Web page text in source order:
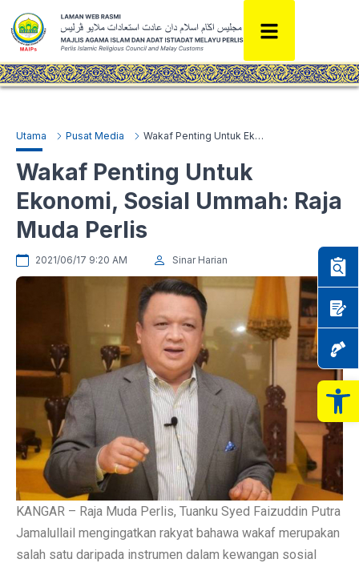
Utama Pusat Media Wakaf Penting Untuk Ekonomi, Sosial Ummah: Raja Muda Perlis
Wakaf Penting Untuk
Ekonomi, Sosial Ummah: Raja
Muda Perlis
2021/06/17 9:20 AM Sinar Harian
KANGAR – Raja Muda Perlis, Tuanku Syed Faizuddin Putra
Jamalullail mengingatkan rakyat bahawa wakaf merupakan
salah satu daripada instrumen dalam kewangan sosial